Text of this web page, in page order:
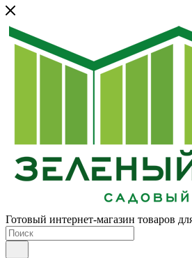
Готовый интернет-магазин товаров